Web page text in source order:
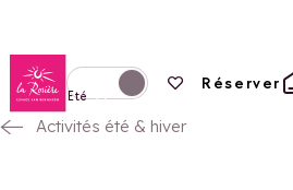
Retour à la page d'accueil
Basculer l'affichage en
Eté
Vos favoris
Réserver
Activités été & hiver